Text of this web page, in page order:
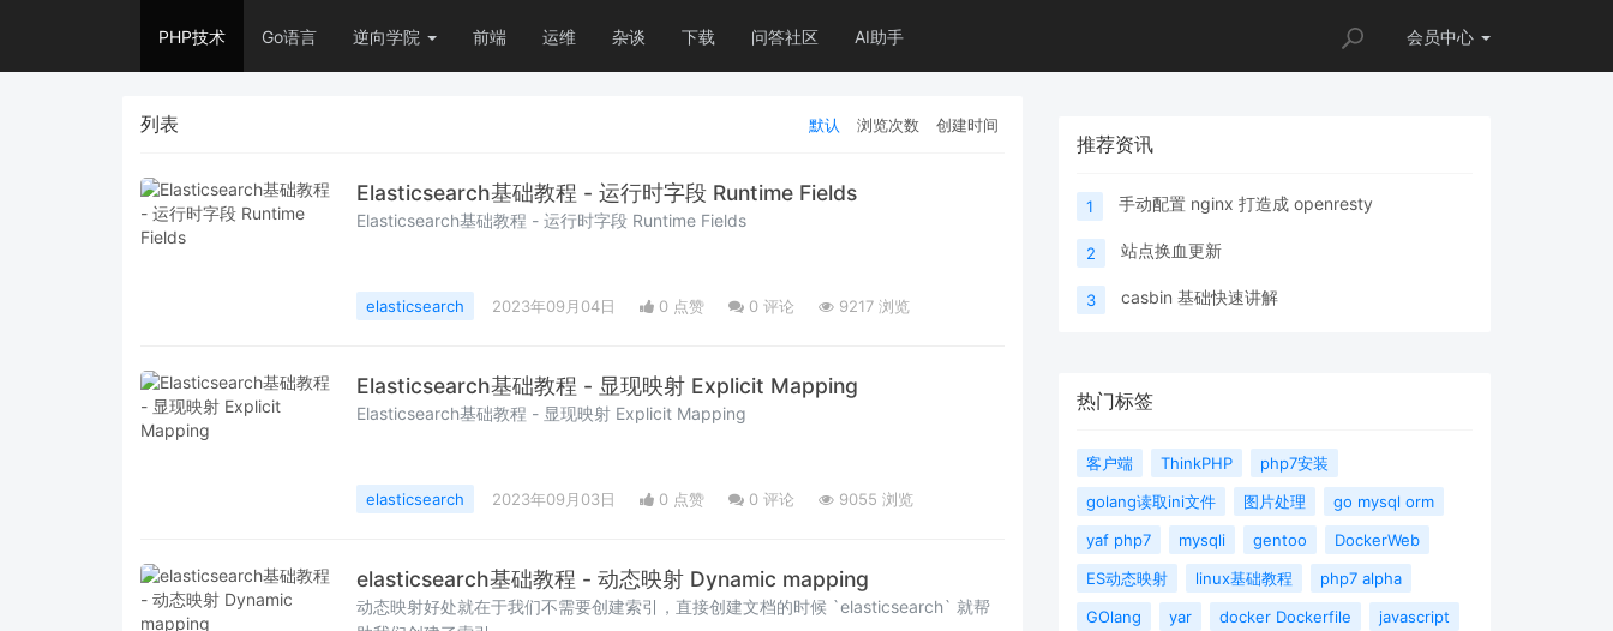
会员中心
PHP技术 Go语言 逆向学院 前端 运维 杂谈 下载 问答社区 AI助手
列表 默认 浏览次数 创建时间
Elasticsearch基础教程 - 运行时字段 Runtime Fields
Elasticsearch基础教程 - 运行时字段 Runtime Fields
elasticsearch 2023年09月04日 0 点赞 0 评论 9217 浏览
Elasticsearch基础教程 - 显现映射 Explicit Mapping
Elasticsearch基础教程 - 显现映射 Explicit Mapping
elasticsearch 2023年09月03日 0 点赞 0 评论 9055 浏览
elasticsearch基础教程 - 动态映射 Dynamic mapping
动态映射好处就在于我们不需要创建索引，直接创建文档的时候 `elasticsearch` 就帮
推荐资讯
1 手动配置 nginx 打造成 openresty
2 站点换血更新
3 casbin 基础快速讲解
热门标签
客户端 ThinkPHP
php7安装
golang读取ini文件
图片处理
go mysql orm
yaf php7
mysqli gentoo
DockerWeb
ES动态映射
linux基础教程
php7 alpha
GOlang
yar docker Dockerfile
javascript